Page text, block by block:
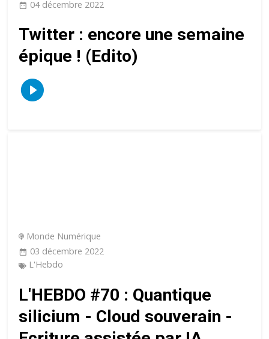
04 décembre 2022
Twitter : encore une semaine
épique ! (Edito)
Monde Numérique
03 décembre 2022
L'Hebdo
L'HEBDO #70 : Quantique
silicium - Cloud souverain -